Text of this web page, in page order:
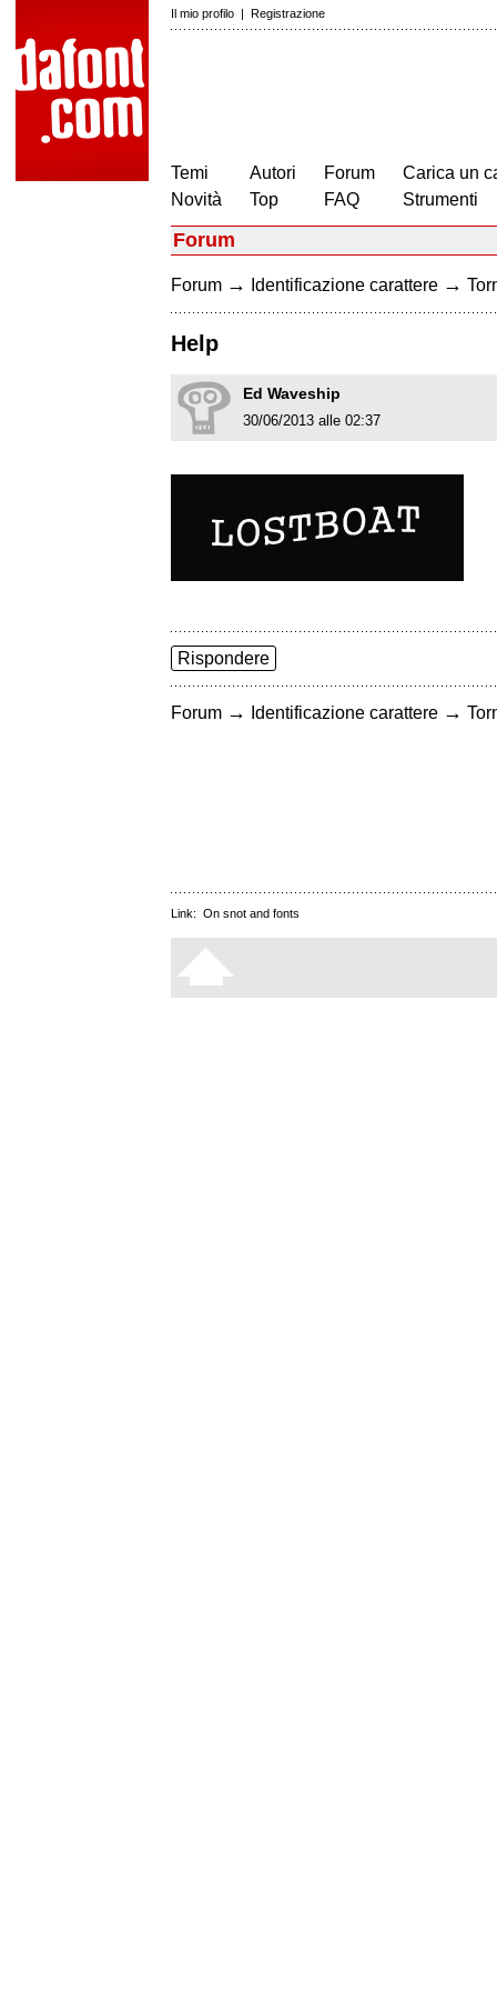
Il mio profilo | Registrazione
Temi
Novità
Autori
Top
Forum
FAQ
Carica un
Strumenti
Forum
Forum → Identificazione carattere →
Help
Ed Waveship
30/06/2013 alle 02:37
Rispondere
Forum → Identificazione carattere →
Link: On snot and fonts